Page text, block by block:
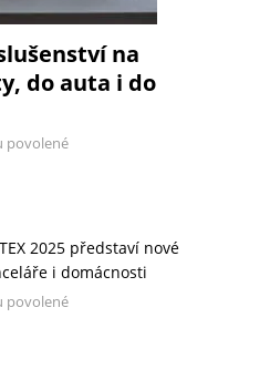
na
do auta i do
povolené
2025 představí nové
i domácnosti
povolené